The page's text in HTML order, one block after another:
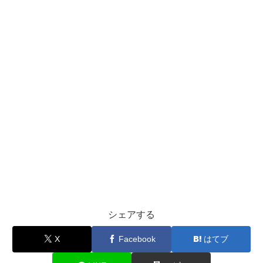
シェアする
X Facebook はてブ